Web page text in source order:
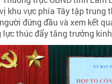
khu vực phía Tây tập trung
đứng đầu và xem kết
lực thúc đẩy tăng trưởng